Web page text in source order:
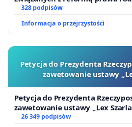
328 podpisów
Informacja o przejrzystości
Petycja do Prezydenta
zawetowanie ustawy
Petycja do Prezydenta
zawetowanie ustawy „Lex
26 349 podpisów